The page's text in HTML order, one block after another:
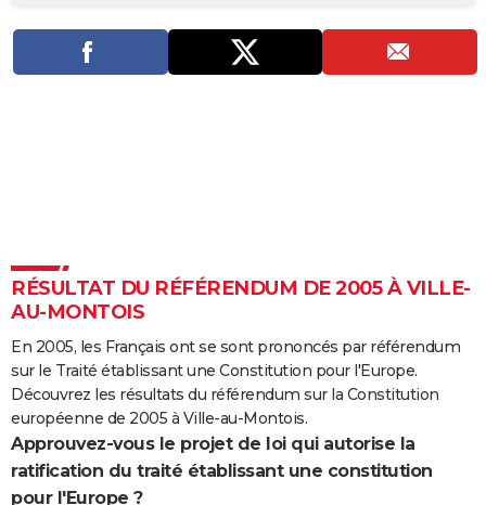
PHOTO
GUIDES D'ACHAT
COPAINS D'AVANT
FORUM
Bricolage
Lifestyle
Culture
Sport
Auto
Television
Voyage
Cinema
RÉSULTAT DU RÉFÉRENDUM DE 2005 À VILLE-
AU-MONTOIS
En 2005, les Français ont se sont prononcés par référendum
sur le Traité établissant une Constitution pour l'Europe.
Découvrez les résultats du référendum sur la Constitution
européenne de 2005 à Ville-au-Montois.
Approuvez-vous le projet de loi qui autorise la
ratification du traité établissant une constitution
pour l'Europe ?